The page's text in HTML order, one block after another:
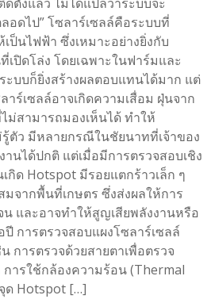
ตั้งแล้ว ไม่ได้แปลว่าระบบจะ
อดไป” โซลาร์เซลล์คือระบบที่
ป็นไฟฟ้า ซึ่งเหมาะอย่างยิ่งกับ
ปิดโล่ง โดยเฉพาะในฟาร์มและ
ะบบก็ยิ่งสร้างผลตอบแทนได้มาก แต่
าร์เซลล์อาจเกิดความเสื่อม ฝุ่นจาก
สามารถมองเห็นได้ ทำให้
ตัว มีหลายกรณีในชัยนาทที่เจ้าของ
นได้ปกติ แต่เมื่อมีการตรวจสอบเชิง
กิด Hotspot มีรอยแตกร้าวเล็ก ๆ
จากพื้นที่เกษตร ซึ่งส่งผลให้การ
น และอาจทำให้สูญเสียพลังงานหรือ
ปี การตรวจสอบแผงโซลาร์เซลล์
การตรวจด้วยสายตาเพื่อตรวจ
ารใช้กล้องความร้อน (Thermal
ด Hotspot […]